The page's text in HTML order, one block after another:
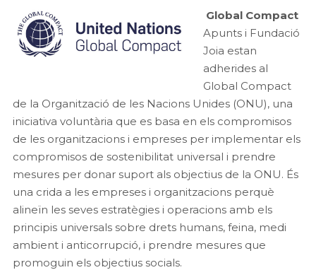
Global Compact
Apunts i Fundació
Joia estan
adherides al
Global Compact
de la Organització de les Nacions Unides (ONU), una
iniciativa voluntària que es basa en els compromisos
de les organitzacions i empreses per implementar els
compromisos de sostenibilitat universal i prendre
mesures per donar suport als objectius de la ONU. És
una crida a les empreses i organitzacions perquè
alineïn les seves estratègies i operacions amb els
principis universals sobre drets humans, feina, medi
ambient i anticorrupció, i prendre mesures que
promoguin els objectius socials.